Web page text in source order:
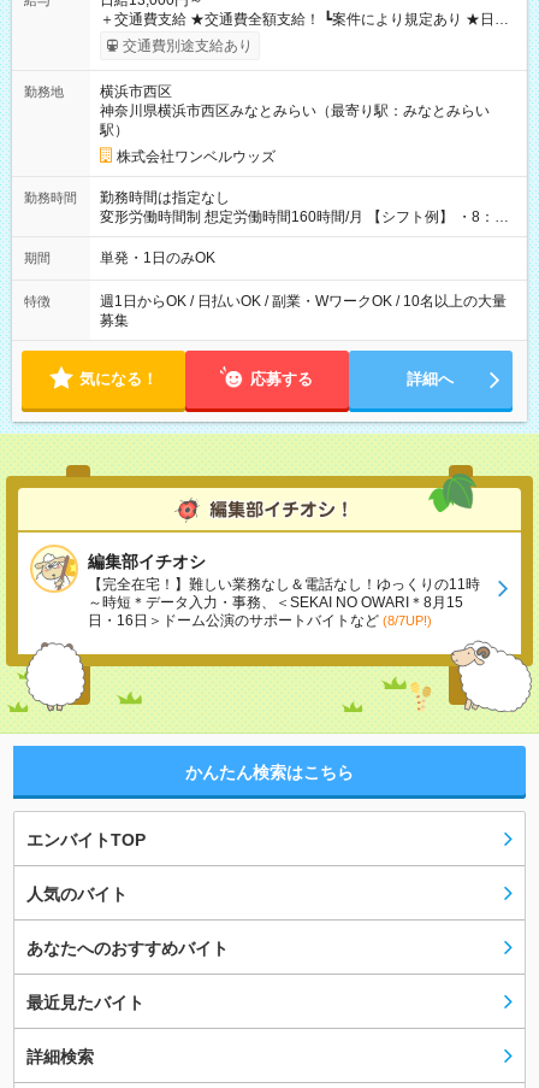
＋交通費支給 ★交通費全額支給！ ┗案件により規定あり ★日払
いOK！（規定あり） ┗働いたその日に現金GET♪ お仕事後はコ
ンビニATMから 日払い分を引き落とせます！ 【試用期間】試
交通費別途支給あり
勤務地
横浜市西区
神奈川県横浜市西区みなとみらい（最寄り駅：みなとみらい
駅）
株式会社ワンベルウッズ
勤務時間
勤務時間は指定なし
変形労働時間制 想定労働時間160時間/月 【シフト例】 ・8：00
～21：00
期間 単発・1日のみOK
特徴
週1日からOK / 日払いOK / 副業・WワークOK / 10名以上の大量
募集
気になる！ 応募する 詳細へ
編集部イチオシ
【完全在宅！】難しい業務なし＆電話なし！ゆっくりの11時
～時短＊データ入力・事務、＜SEKAI NO OWARI＊8月15
日・16日＞ドーム公演のサポートバイトなど (8/7UP!)
かんたん検索はこちら
エンバイトTOP
人気のバイト
あなたへのおすすめバイト
最近見たバイト
詳細検索